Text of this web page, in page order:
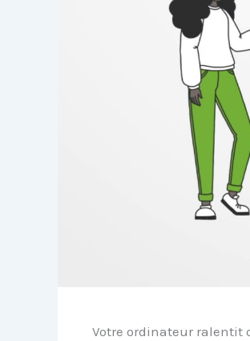
Votre ordinateur ralentit